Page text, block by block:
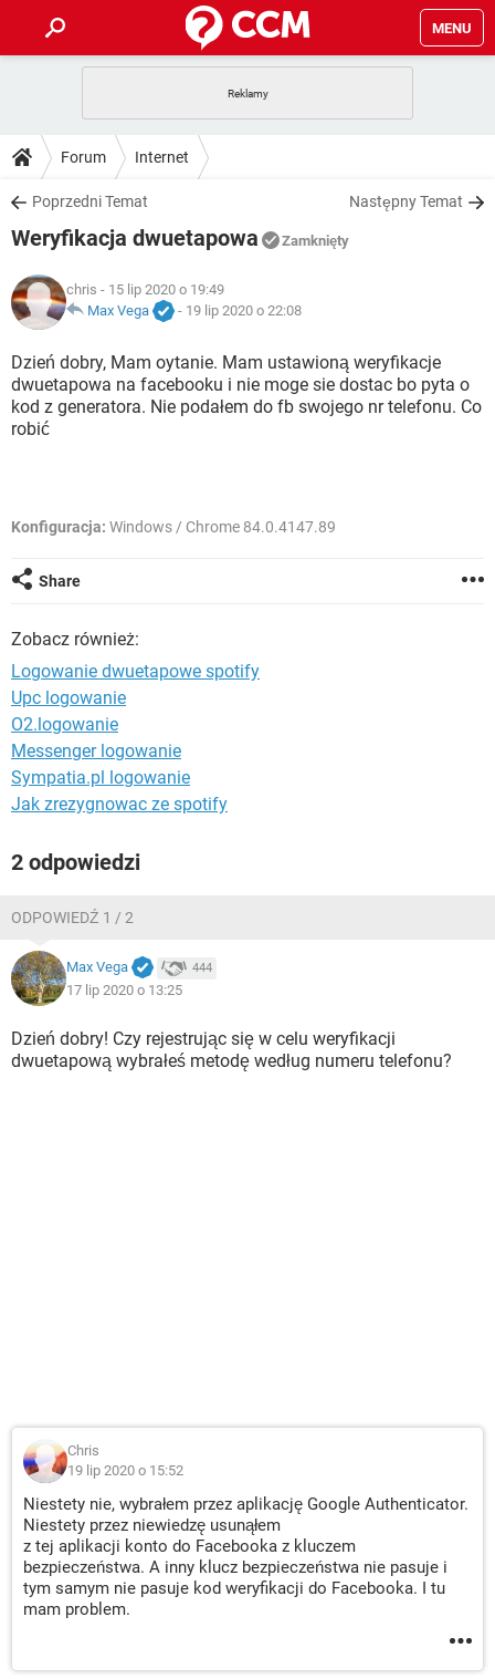
MENU
GRY
SPOTIFY
INSTAGRAM FACEBOOK
WINDOWS 10
PORADY
PlayStation
INSTAGRAM
WINDOWS 10
DO POBRANIA
ANDROID TIKTOK
GRY
IOS NETFLIX
INSTAGRAM FACEBOOK
WINDOWS 10
FORUM
COVID-19
GRY
SPOTIFY NETFLIX
INSTAGRAM FACEBOOK
ARTYKUŁY
COVID-19
GRY WHATSAPP
SPOTIFY
Forum Internet
Poprzedni Temat Następny Temat
Weryfikacja dwuetapowa Zamknięty
chris - 15 lip 2020 o 19:49
Max Vega
- 19 lip 2020 o 22:08
Dzień dobry, Mam oytanie. Mam ustawioną weryfikacje
dwuetapowa na facebooku i nie moge sie dostac bo pyta o
kod z generatora. Nie podałem do fb swojego nr telefonu. Co
robić
Konfiguracja: Windows / Chrome 84.0.4147.89
Share
Zobacz również:
Logowanie dwuetapowe spotify
Upc logowanie
O2.logowanie
Messenger logowanie
Sympatia.pl logowanie
Jak zrezygnowac ze spotify
2 odpowiedzi
ODPOWIEDŹ 1 / 2
Max Vega 444
17 lip 2020 o 13:25
Dzień dobry! Czy rejestrując się w celu weryfikacji
dwuetapową wybrałeś metodę według numeru telefonu?
Chris
19 lip 2020 o 15:52
Niestety nie, wybrałem przez aplikację Google Authenticator.
Niestety przez niewiedzę usunąłem
z tej aplikacji konto do Facebooka z kluczem
bezpieczeństwa. A inny klucz bezpieczeństwa nie pasuje i
tym samym nie pasuje kod weryfikacji do Facebooka. I tu
mam problem.